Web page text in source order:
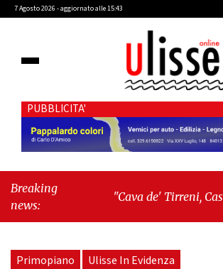
7 Agosto 2026 - aggiornato alle 15:43
PUBBLICITA'
Breaking
news:
"Cava de' Tirreni, Caso
Primopiano Ulisse In Evidenza